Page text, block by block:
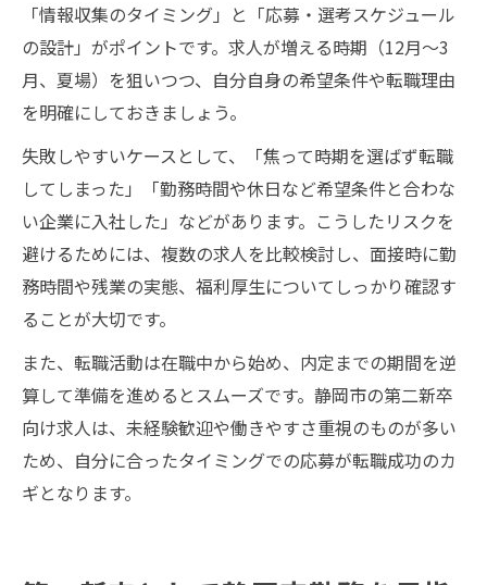
「情報収集のタイミング」と「応募・選考スケジュール
の設計」がポイントです。求人が増える時期（12月～3
月、夏場）を狙いつつ、自分自身の希望条件や転職理由
を明確にしておきましょう。
失敗しやすいケースとして、「焦って時期を選ばず転職
してしまった」「勤務時間や休日など希望条件と合わな
い企業に入社した」などがあります。こうしたリスクを
避けるためには、複数の求人を比較検討し、面接時に勤
務時間や残業の実態、福利厚生についてしっかり確認す
ることが大切です。
また、転職活動は在職中から始め、内定までの期間を逆
算して準備を進めるとスムーズです。静岡市の第二新卒
向け求人は、未経験歓迎や働きやすさ重視のものが多い
ため、自分に合ったタイミングでの応募が転職成功のカ
ギとなります。